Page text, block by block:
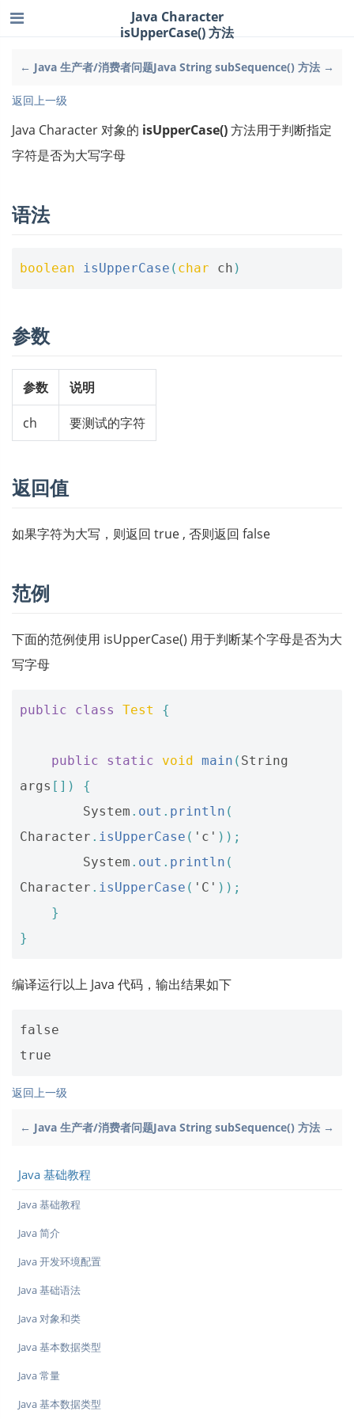
← Java 生产者/消费者问题Java String subSequence() 方法 →
Java Character
isUpperCase() 方法
返回上一级
Java Character 对象的 isUpperCase()方法用于判断指定
字符是否为大写字母
语法
boolean isUpperCase ( char ch )
参数
参数 说明
ch 要测试的字符
返回值
如果字符为大写，则返回 true , 否则返回 false
范例
下面的范例使用 isUpperCase() 用于判断某个字母是否为大
写字母
public class Test {
public static void main ( String
args [])
{
System . out . println (
Character . isUpperCase ( 'c' ));
System . out . println (
Character . isUpperCase ( 'C' ));
}
}
编译运行以上 Java 代码，输出结果如下
false
返回上一级
← Java 生产者/消费者问题Java String subSequence() 方法 →
Java 基础教程
Java 基础教程
Java 简介
Java 开发环境配置
Java 基础语法
Java 对象和类
Java 基本数据类型
Java 常量
Java 基本数据类型